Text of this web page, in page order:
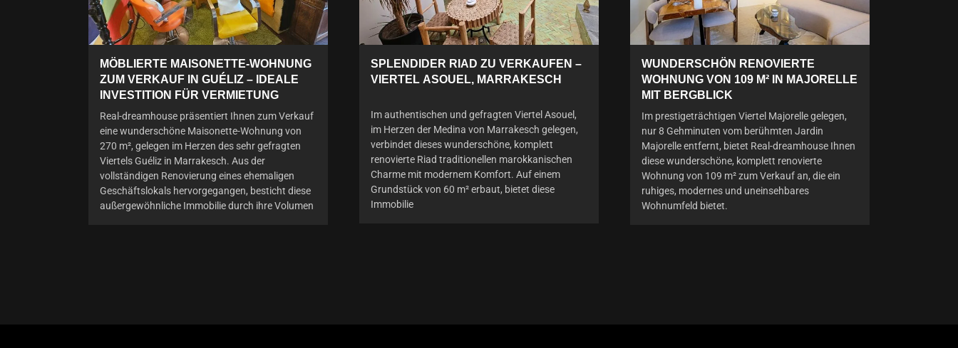
MÖBLIERTE MAISONETTE-WOHNUNG
ZUM VERKAUF IN GUÉLIZ – IDEALE
INVESTITION FÜR VERMIETUNG
Real-dreamhouse präsentiert Ihnen zum Verkauf
eine wunderschöne Maisonette-Wohnung von
270 m², gelegen im Herzen des sehr gefragten
Viertels Guéliz in Marrakesch. Aus der
vollständigen Renovierung eines ehemaligen
Geschäftslokals hervorgegangen, besticht diese
außergewöhnliche Immobilie durch ihre Volumen
SPLENDIDER RIAD ZU VERKAUFEN –
VIERTEL ASOUEL, MARRAKESCH
Im authentischen und gefragten Viertel Asouel,
im Herzen der Medina von Marrakesch gelegen,
verbindet dieses wunderschöne, komplett
renovierte Riad traditionellen marokkanischen
Charme mit modernem Komfort. Auf einem
Grundstück von 60 m² erbaut, bietet diese
Immobilie
WUNDERSCHÖN RENOVIERTE
WOHNUNG VON 109 M² IN MAJORELLE
MIT BERGBLICK
Im prestigeträchtigen Viertel Majorelle gelegen,
nur 8 Gehminuten vom berühmten Jardin
Majorelle entfernt, bietet Real-dreamhouse Ihnen
diese wunderschöne, komplett renovierte
Wohnung von 109 m² zum Verkauf an, die ein
ruhiges, modernes und uneinsehbares
Wohnumfeld bietet.